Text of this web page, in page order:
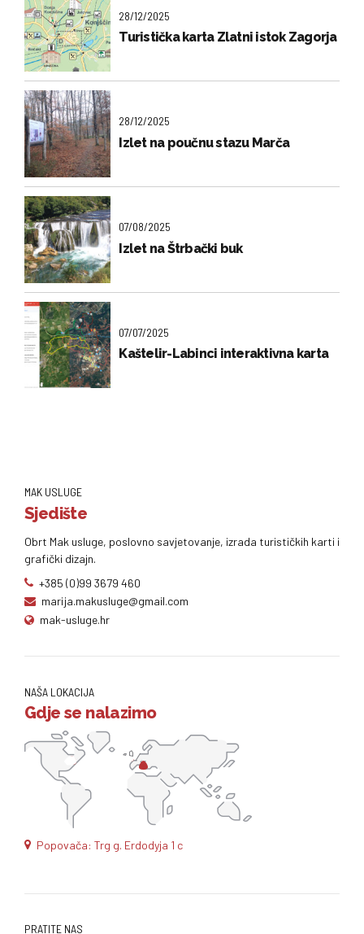
28/12/2025
Turistička karta Zlatni istok Zagorja
28/12/2025
Izlet na poučnu stazu Marča
07/08/2025
Izlet na Štrbački buk
07/07/2025
Kaštelir-Labinci interaktivna karta
MAK USLUGE
Sjedište
Obrt Mak usluge, poslovno savjetovanje, izrada turističkih karti i
grafički dizajn.
+385 (0)99 3679 460
marija.makusluge@gmail.com
mak-usluge.hr
NAŠA LOKACIJA
Gdje se nalazimo
Popovača: Trg g. Erdodyja 1 c
PRATITE NAS